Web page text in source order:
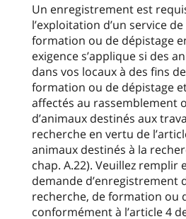
Un enregistrement est
l’exploitation d’un service
formation ou de dépistage
exigence s’applique si des
dans vos locaux à des fins
formation ou de dépistage
affectés au rassemblement
d’animaux destinés aux
recherche en vertu de
animaux destinés à la
chap. A.22). Veuillez remplir
demande d’enregistrement
recherche, de formation ou
conformément à l’article 4